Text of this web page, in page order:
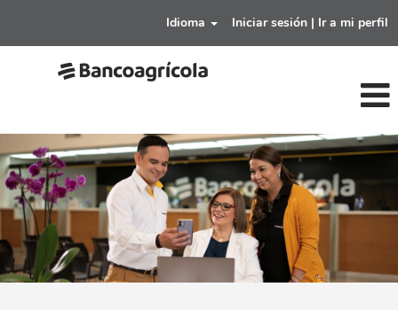
Idioma Iniciar sesión | Ir a mi perfil
ventas-
digitales-
y-
marketing-
bancoagricola